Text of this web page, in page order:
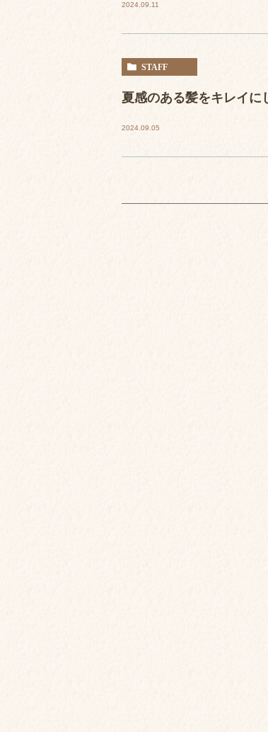
2024.09.11
STAFF
夏感のある髪をキレイに
2024.09.05